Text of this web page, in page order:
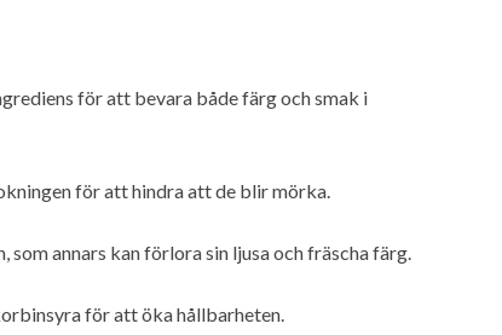
för att bevara både färg och smak i
för att hindra att de blir mörka.
annars kan förlora sin ljusa och fräscha färg.
för att öka hållbarheten.